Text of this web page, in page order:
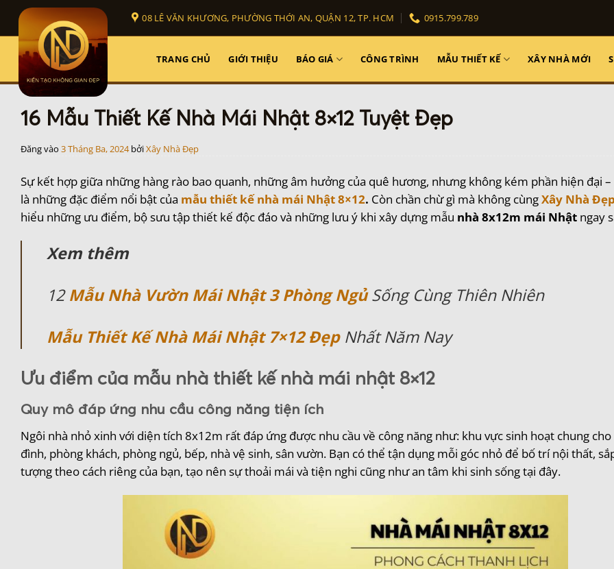
qua
dung
08 LÊ VĂN KHƯƠNG, PHƯỜNG THỚI AN, QUẬN 12, TP. HCM 0915.799.789
TRANG CHỦ GIỚI THIỆU BÁO GIÁ CÔNG TRÌNH MẪU THIẾT KẾ XÂY NHÀ MỚI
16 Mẫu Thiết Kế Nhà Mái Nhật 8×12 Tuyệt Đẹp
Đăng vào 3 Tháng Ba, 2024 bởiXây Nhà Đẹp
Sự kết hợp giữa những hàng rào bao quanh, những âm hưởng của quê hương, nhưng không kém phần hiện đại
là những đặc điểm nổi bật của mẫu thiết kếnhà mái Nhật 8×12. Còn chần chừ gì mà không cùngXây Nhà
hiểu những ưu điểm, bộ sưu tập thiết kế độc đáo và những lưu ý khi xây dựng mẫu nhà 8x12m mái Nhật ngay
Xem thêm
12Mẫu Nhà Vườn Mái Nhật 3 Phòng NgủSống Cùng Thiên Nhiên
Mẫu Thiết Kế Nhà Mái Nhật 7×12 ĐẹpNhất Năm Nay
Ưu điểm của mẫu nhà thiết kế nhà mái nhật 8×12
Quy mô đáp ứng nhu cầu công năng tiện ích
Ngôi nhà nhỏ xinh với diện tích 8x12m rất đáp ứng được nhu cầu về công năng như: khu vực sinh hoạt chung cho
đình, phòng khách, phòng ngủ, bếp, nhà vệ sinh, sân vườn. Bạn có thể tận dụng mỗi góc nhỏ để bố trí nội thất,
tượng theo cách riêng của bạn, tạo nên sự thoải mái và tiện nghi cũng như an tâm khi sinh sống tại đây.